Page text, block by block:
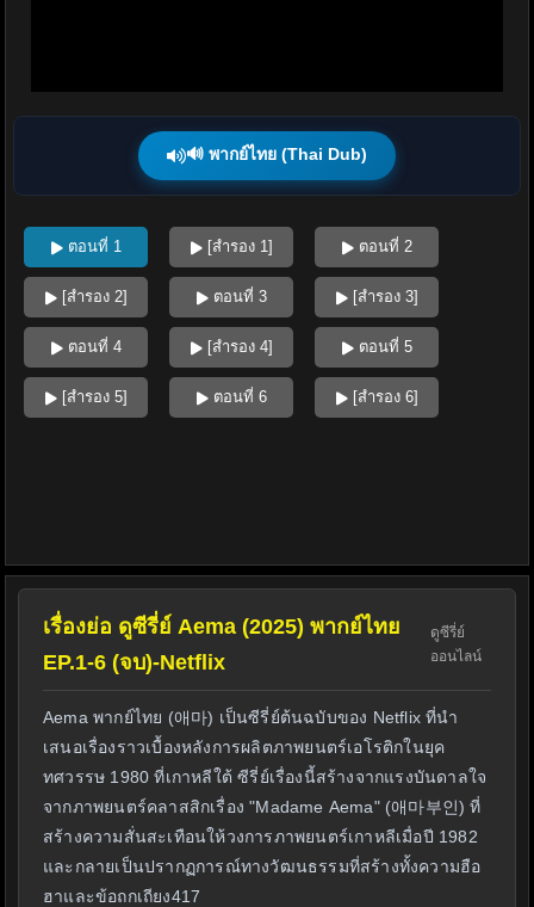
🔊 พากย์ไทย (Thai Dub)
ตอนที่ 1 [สำรอง 1] ตอนที่ 2
[สำรอง 2] ตอนที่ 3 [สำรอง 3]
ตอนที่ 4 [สำรอง 4] ตอนที่ 5
[สำรอง 5] ตอนที่ 6 [สำรอง 6]
เรื่องย่อ ดูซีรี่ย์ Aema (2025) พากย์ไทย
EP.1-6 (จบ)-Netflix
ดูซีรี่ย์
ออนไลน์
Aema พากย์ไทย (애마) เป็นซีรี่ย์ต้นฉบับของ Netflix ที่นำ
เสนอเรื่องราวเบื้องหลังการผลิตภาพยนตร์เอโรติกในยุค
ทศวรรษ 1980 ที่เกาหลีใต้ ซีรี่ย์เรื่องนี้สร้างจากแรงบันดาลใจ
จากภาพยนตร์คลาสสิกเรื่อง "Madame Aema" (애마부인) ที่
สร้างความสั่นสะเทือนให้วงการภาพยนตร์เกาหลีเมื่อปี 1982
และกลายเป็นปรากฏการณ์ทางวัฒนธรรมที่สร้างทั้งความฮือ
ฮาและข้อถกเถียง417